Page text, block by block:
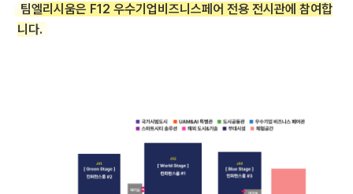
팀엘리시움은 F12 우수기업비즈니스페어 전용 전시관에 참여합
니다.